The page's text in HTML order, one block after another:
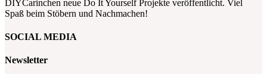
DIYCarinchen neue Do It Yourself Projekte veröffentlicht. Viel
Spaß beim Stöbern und Nachmachen!
SOCIAL MEDIA
Newsletter